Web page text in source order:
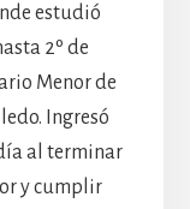
estudió
2º de
Menor de
Ingresó
al terminar
y cumplir